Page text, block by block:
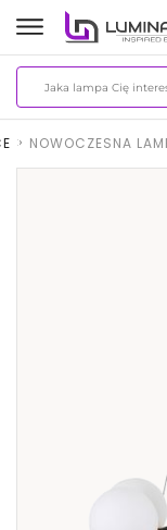
> NOWOCZESNA